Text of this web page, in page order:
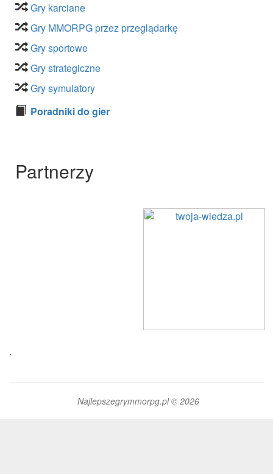
Gry karciane
Gry MMORPG przez przeglądarkę
Gry sportowe
Gry strategiczne
Gry symulatory
Poradniki do gier
Partnerzy
.
Najlepszegrymmorpg.pl © 2026